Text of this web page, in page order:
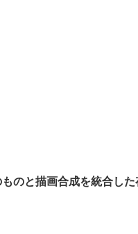
のと描画合成を統合した